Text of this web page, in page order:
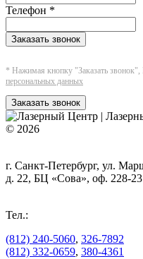
Телефон *
Заказать звонок
* Нажимая кнопку "Заказать
персональных данных
Заказать звонок
© 2026
г. Санкт-Петербург, ул.
д. 22, БЦ «Сова», оф. 228-
Тел.:
(812) 240-5060, 326-7892
(812) 332-0659, 380-4361